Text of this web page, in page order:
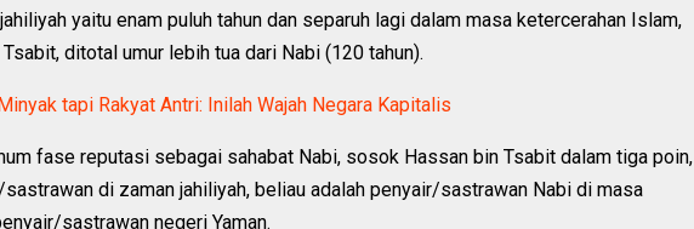
yaitu enam puluh tahun dan separuh lagi dalam masa ketercerahan Islam,
ditotal umur lebih tua dari Nabi (120 tahun).
tapi Rakyat Antri: Inilah Wajah Negara Kapitalis
fase reputasi sebagai sahabat Nabi, sosok Hassan bin Tsabit dalam tiga poin,
di zaman jahiliyah, beliau adalah penyair/sastrawan Nabi di masa
sastrawan negeri Yaman.